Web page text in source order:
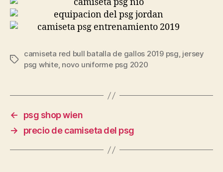
Etiquetas
camiseta red bull batalla de gallos 2019 psg, jersey
psg white, novo uniforme psg 2020
←
psg shop wien
→
precio de camiseta del psg